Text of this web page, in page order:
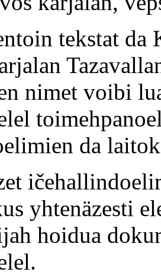
tekstat da
nimet voibi
da
yhtenäzesti
hoidua